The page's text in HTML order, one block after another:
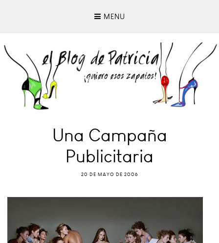
MENU
Una Campaña
Publicitaria
20 DE MAYO DE 2006